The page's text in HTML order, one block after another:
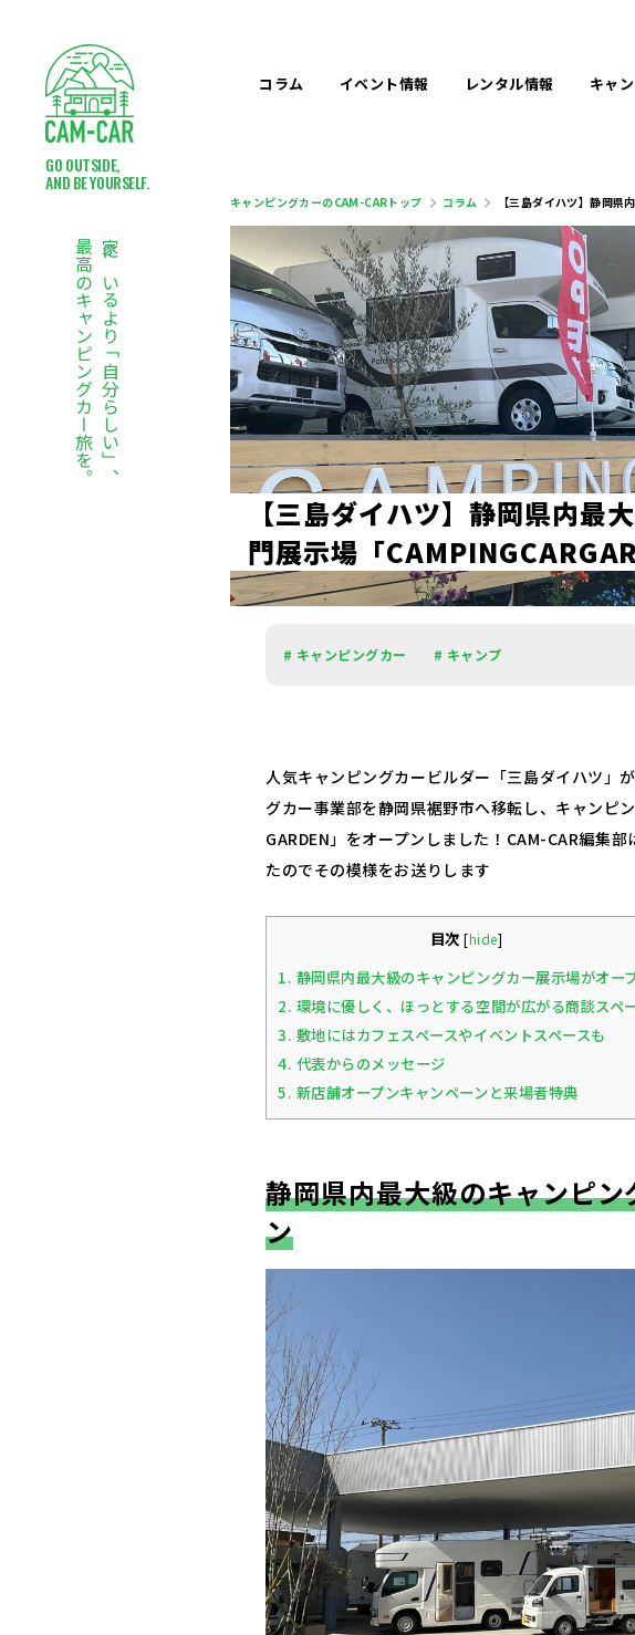
GO OUTSIDE,
AND BE YOURSELF.
家にいるより「自分らしい」、
最高のキャンピングカー旅を。
コラム イベント情報 レンタル情報 キャ
キャンピングカーのCAM-CARトップ コラム 【三島ダイハツ】静岡県
【三島ダイハツ】 静岡県内最大
門展示場 「CAMPINGCARGAR
# キャンピングカー # キャンプ
人気キャンピングカービルダー「三島ダイハツ」
グカー事業部を静岡県裾野市へ移転し、キャンピ
GARDEN」をオープンしました！CAM-CAR編集
たのでその模様をお送りします
目次 [hide]
1. 静岡県内最大級のキャンピングカー展示場がオー
2. 環境に優しく、ほっとする空間が広がる商談スペ
3. 敷地にはカフェスペースやイベントスペースも
4. 代表からのメッセージ
5. 新店舗オープンキャンペーンと来場者特典
静岡県内最大級のキャンピ
ン